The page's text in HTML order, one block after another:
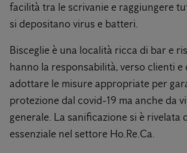
facilità tra le scrivanie e raggiungere
si depositano virus e batteri.
Bisceglie è una località ricca di bar e
hanno la responsabilità, verso clienti e
adottare le misure appropriate per
protezione dal covid-19 ma anche da
generale. La sanificazione si è rivelata
essenziale nel settore Ho.Re.Ca.